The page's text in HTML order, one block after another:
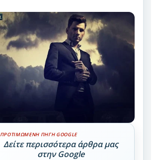
ΠΡΟΤΙΜΏΜΕΝΗ ΠΗΓΉ GOOGLE
Δείτε περισσότερα άρθρα μας
στην Google